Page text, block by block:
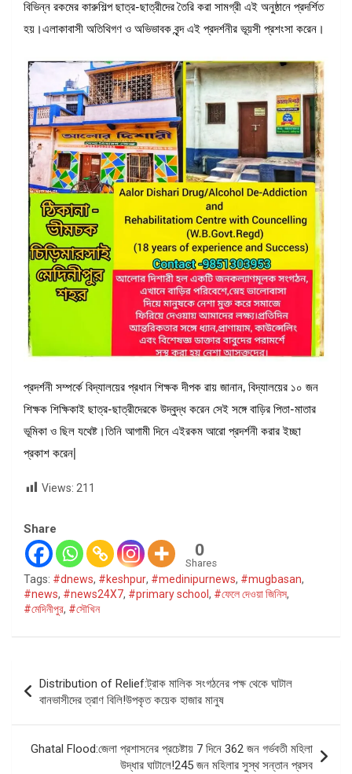
বিভিন্ন রকমের কারুশিল্প ছাত্র-ছাত্রীদের তৈরি করা সামগ্রী এই অনুষ্ঠানে প্রদর্শিত
হয়।এলাকাবাসী অতিথিগণ ও অভিভাবক বৃন্দ এই প্রদর্শনীর ভূয়সী প্রশংসা করেন।
প্রদর্শনী সম্পর্কে বিদ্যালয়ের প্রধান শিক্ষক দীপক রায় জানান, বিদ্যালয়ের ১০ জন
শিক্ষক শিক্ষিকাই ছাত্র-ছাত্রীদেরকে উদ্বুদ্ধ করেন সেই সঙ্গে বাড়ির পিতা-মাতার
ভূমিকা ও ছিল যথেষ্ট।তিনি আগামী দিনে এইরকম আরো প্রদর্শনী করার ইচ্ছা
প্রকাশ করেন|
Views: 211
Share
0
Shares
Tags: #dnews, #keshpur, #medinipurnews, #mugbasan,
#news, #news24X7, #primary school , #ফেলে দেওয়া জিনিস,
#মেদিনীপুর, #সৌখিন
Post
navigation
Distribution of Relief:ট্রাক মালিক সংগঠনের পক্ষ থেকে ঘাটাল
বানভাসীদের ত্রাণ বিলি!উপকৃত কয়েক হাজার মানুষ
Ghatal Flood:জেলা প্রশাসনের প্রচেষ্টায় 7 দিনে 362 জন গর্ভবতী মহিলা
উদ্ধার ঘাটালে!245 জন মহিলার সুস্থ সন্তান প্রসব